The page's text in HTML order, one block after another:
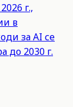
г.,
в
за AI се
до 2030 г.